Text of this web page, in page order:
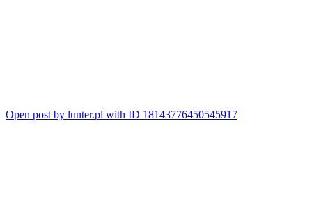
Open post by lunter.pl with ID 18143776450545917